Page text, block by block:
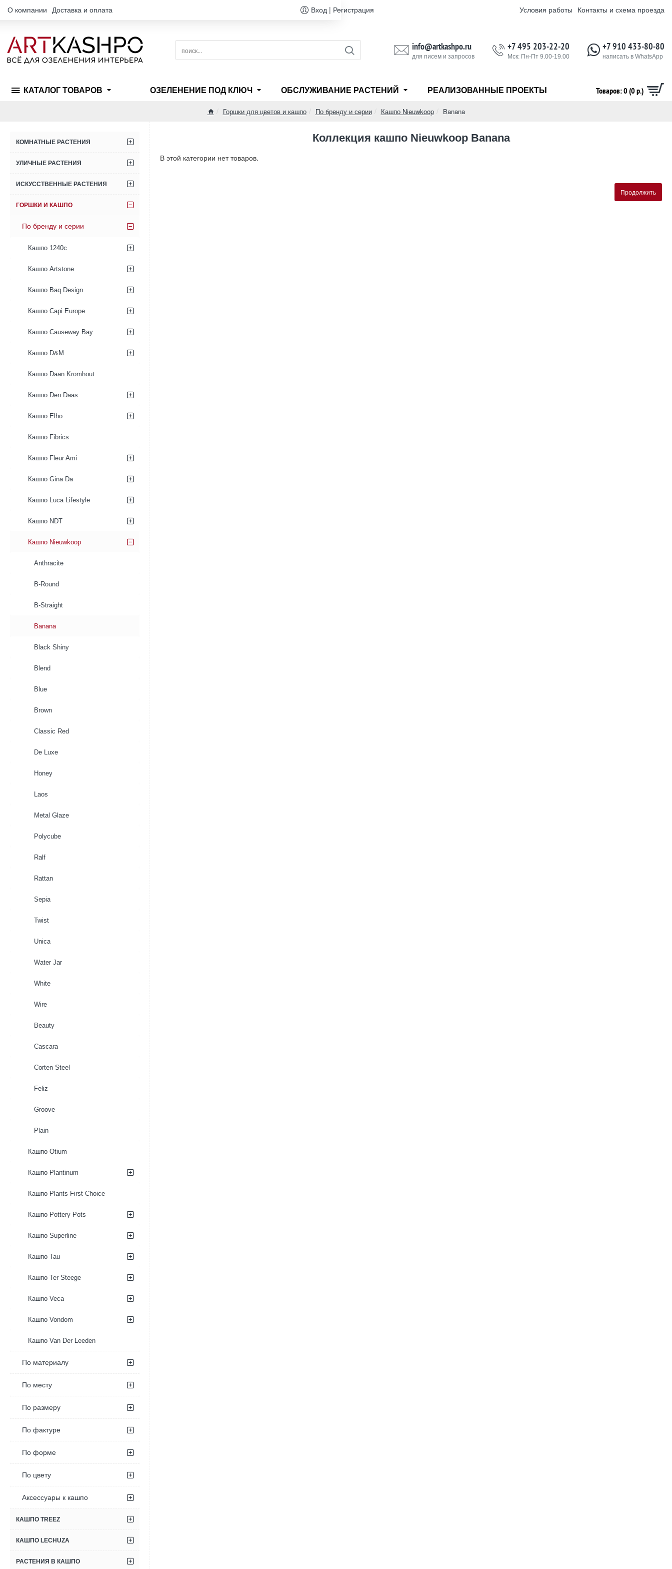
О компании Доставка и оплата Вход | Регистрация Условия работы Контакты и схема проезда
поиск...
info@artkashpo.ru
для писем и запросов
+7 495 203-22-20
Мск: Пн-Пт 9.00-19.00
+7 910 433-80-80
написать в WhatsApp
КАТАЛОГ ТОВАРОВ ОЗЕЛЕНЕНИЕ ПОД КЛЮЧ ОБСЛУЖИВАНИЕ РАСТЕНИЙ РЕАЛИЗОВАННЫЕ ПРОЕКТЫ Товаров: 0 (0 р.)
Горшки для цветов и кашпо По бренду и серии Кашпо Nieuwkoop Banana
КОМНАТНЫЕ РАСТЕНИЯ
УЛИЧНЫЕ РАСТЕНИЯ
ИСКУССТВЕННЫЕ РАСТЕНИЯ
ГОРШКИ И КАШПО
По бренду и серии
Кашпо 1240c
Кашпо Artstone
Кашпо Baq Design
Кашпо Capi Europe
Кашпо Causeway Bay
Кашпо D&M
Кашпо Daan Kromhout
Кашпо Den Daas
Кашпо Elho
Кашпо Fibrics
Кашпо Fleur Ami
Кашпо Gina Da
Кашпо Luca Lifestyle
Кашпо NDT
Кашпо Nieuwkoop
Anthracite
B-Round
B-Straight
Banana
Black Shiny
Blend
Blue
Brown
Classic Red
De Luxe
Honey
Laos
Metal Glaze
Polycube
Ralf
Rattan
Sepia
Twist
Unica
Water Jar
White
Wire
Beauty
Cascara
Corten Steel
Feliz
Groove
Plain
Кашпо Otium
Кашпо Plantinum
Кашпо Plants First Choice
Кашпо Pottery Pots
Кашпо Superline
Кашпо Tau
Кашпо Ter Steege
Кашпо Veca
Кашпо Vondom
Кашпо Van Der Leeden
По материалу
По месту
По размеру
По фактуре
По форме
По цвету
Аксессуары к кашпо
КАШПО TREEZ
КАШПО LECHUZA
РАСТЕНИЯ В КАШПО
Коллекция кашпо Nieuwkoop Banana
В этой категории нет товаров.
Продолжить